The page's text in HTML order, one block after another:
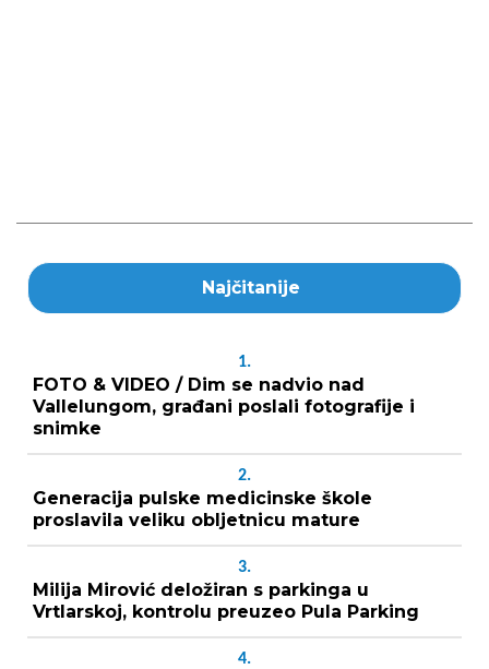
Najčitanije
1.
FOTO & VIDEO / Dim se nadvio nad
Vallelungom, građani poslali fotografije i
snimke
2.
Generacija pulske medicinske škole
proslavila veliku obljetnicu mature
3.
Milija Mirović deložiran s parkinga u
Vrtlarskoj, kontrolu preuzeo Pula Parking
4.